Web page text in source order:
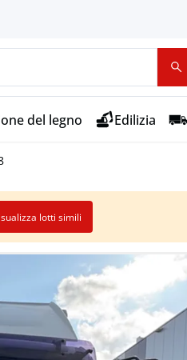
del legno Edilizia
lotti simili